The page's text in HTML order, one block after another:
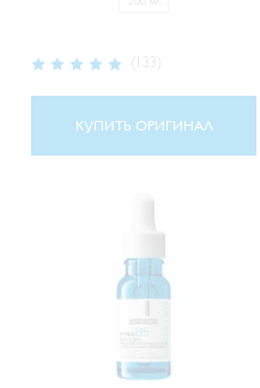
Рейтинг:
(133)
КУПИТЬ ОРИГИНАЛ